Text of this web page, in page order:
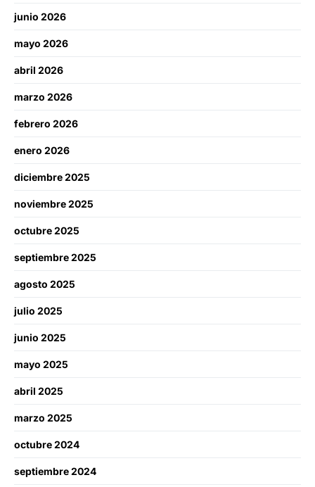
junio 2026
mayo 2026
abril 2026
marzo 2026
febrero 2026
enero 2026
diciembre 2025
noviembre 2025
octubre 2025
septiembre 2025
agosto 2025
julio 2025
junio 2025
mayo 2025
abril 2025
marzo 2025
octubre 2024
septiembre 2024